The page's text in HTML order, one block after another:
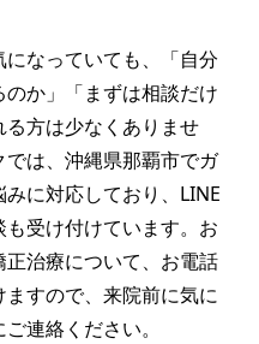
なっていても、「自分
か」「まずは相談だけ
方は少なくありませ
は、沖縄県那覇市でガ
に対応しており、LINE
受け付けています。お
治療について、お電話
すので、来院前に気に
連絡ください。